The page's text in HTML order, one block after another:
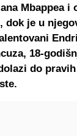
Mbappea i
dok je u
18-
do